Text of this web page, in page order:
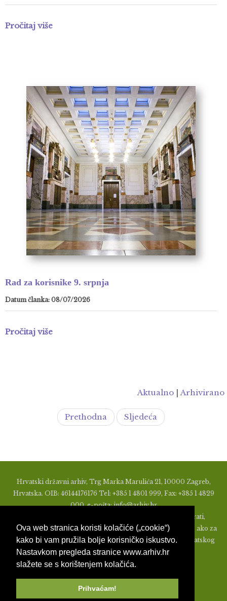
Ova web stranica koristi kolačiće („cookie“)
kako bi vam pružila bolje korisničko iskustvo.
Nastavkom pregleda stranice www.arhiv.hr
slažete se s korištenjem kolačića.
Prihvaćam!
Pročitaj više
Rad za korisnike 9. srpnja
Datum članka: 08/07/2026
Pročitaj više
Aktualno |Arhivirano
Prethodna Sljedeća
Hrvatski državni arhiv, Trg Marka Marulića 21, 10000 Zagreb,
Hrvatska. OIB: 46144176176 Tel: +385 1 4801 999, Fax: +385 1 4829
000, e-pošta: info@arhiv.hr
Zabranjeno je u bilo kojem obliku objavljivati, distribuirati,
mijenjati ili na ikoji način koristiti materijale s ovih stranica, ako za
to nije prethodno izdato pismeno odobrenje od strane Hrvatskog
državnog arhiva.